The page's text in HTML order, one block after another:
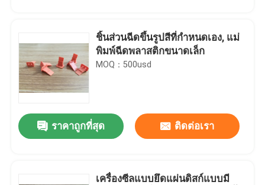
ชิ้นส่วนฉีดขึ้นรูปสีที่กำหนดเอง, แม่
พิมพ์ฉีดพลาสติกขนาดเล็ก
MOQ：500usd
ราคาถูกที่สุด ติดต่อเรา
เครื่องซีลแบบยึดแผ่นดิสก์แบบมี